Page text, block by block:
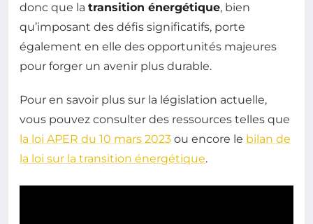
donc que la transition énergétique, bien
qu’imposant des défis significatifs, porte
également en elle des opportunités majeures
pour forger un avenir plus durable.
Pour en savoir plus sur la législation actuelle,
vous pouvez consulter des ressources telles que
la loi APER du 10 mars 2023 ou encore le bilan de
la loi sur la transition énergétique.